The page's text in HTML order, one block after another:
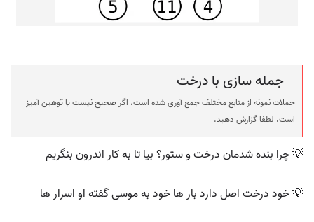
جمله سازی با درخت
جملات نمونه از منابع مختلف جمع آوری شده است، اگر صحیح نیست یا توهین آمیز
است، لطفا گزارش دهید.
💡 چرا بنده شدمان درخت و ستور؟ بیا تا به کار اندرون بنگریم
💡 خود درخت اصل دارد بار ها خود به موسی گفته او اسرار ها